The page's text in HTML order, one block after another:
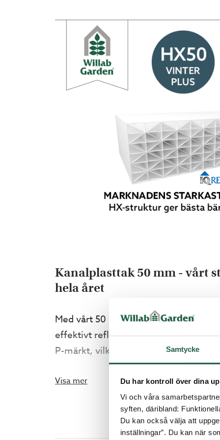
Samtycke
Du har kontroll över dina
Vi och våra
syften, däribland:
Du kan också välja att
inställningar”. Du kan när
Kanalplasttak 50 mm - vårt
hela året
Med vårt 50 mm kanalplasttak kan
effektivt reflekterar bort en stor del
P-märkt, vilket innebär att det
komplett tak inkl. profilsystem.
Komplett profilsystem ingår
Visa mer